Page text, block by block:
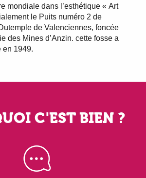
mondiale dans l’esthétique « Art
le Puits numéro 2 de
de Valenciennes, foncée
des Mines d’Anzin. cette fosse a
en 1949.
C'EST BIEN ?